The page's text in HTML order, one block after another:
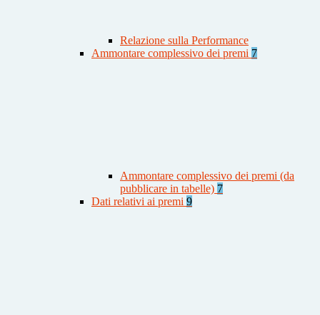
Relazione sulla Performance
Ammontare complessivo dei premi 7
Ammontare complessivo dei premi (da
pubblicare in tabelle) 7
Dati relativi ai premi 9